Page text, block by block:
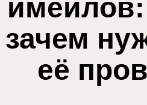
имейлов:
зачем
её